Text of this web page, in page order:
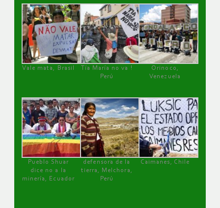
Vale mata, Brasil
Tía María no va !
Perú
Orinoco,
Venezuela
Pueblo Shuar
dice no a la
minería, Ecuador
defensora de la
tierra, Melchora,
Perú
Caimanes, Chile